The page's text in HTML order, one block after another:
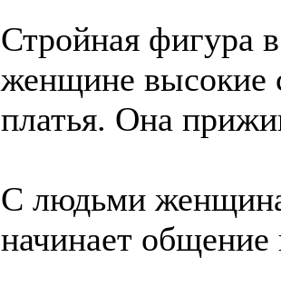
Стройная фигура
женщине высокие
платья. Она
С людьми женщина
начинает общение